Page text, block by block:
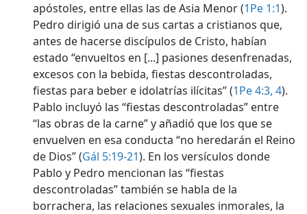
apóstoles, entre ellas las de Asia Menor (1Pe 1:1).
Pedro dirigió una de sus cartas a cristianos que,
antes de hacerse discípulos de Cristo, habían
estado “envueltos en [...] pasiones desenfrenadas,
excesos con la bebida, fiestas descontroladas,
fiestas para beber e idolatrías ilícitas” (1Pe 4:3, 4).
Pablo incluyó las “fiestas descontroladas” entre
“las obras de la carne” y añadió que los que se
envuelven en esa conducta “no heredarán el Reino
de Dios” (Gál 5:19-21). En los versículos donde
Pablo y Pedro mencionan las “fiestas
descontroladas” también se habla de la
borrachera, las relaciones sexuales inmorales, la